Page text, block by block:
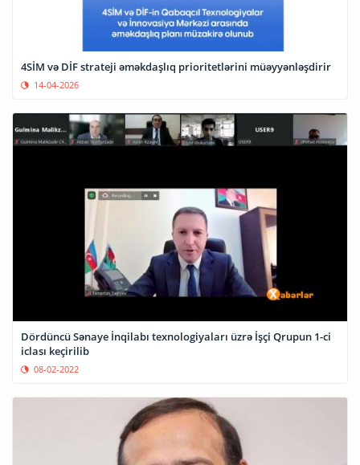
4SİM və DİF strateji əməkdaşlıq prioritetlərini müəyyənləşdirir
14-04-2026
Dördüncü Sənaye İnqilabı texnologiyaları üzrə İşçi Qrupun 1-ci
iclası keçirilib
08-02-2022